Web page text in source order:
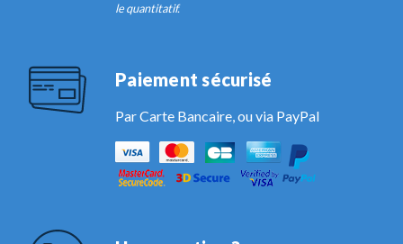
le quantitatif.
Paiement sécurisé
Par Carte Bancaire, ou via PayPal